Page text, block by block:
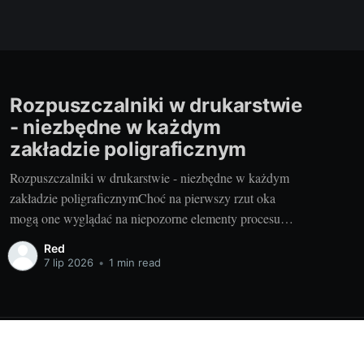
Rozpuszczalniki w drukarstwie
- niezbędne w każdym
zakładzie poligraficznym
Rozpuszczalniki w drukarstwie - niezbędne w każdym
zakładzie poligraficznymChoć na pierwszy rzut oka
mogą one wyglądać na niepozorne elementy procesu
drukowania, rzeczywistość jest zupełnie inna.
Rozpuszczalniki są fundamentem wyrafinowanego
zrozumieć, jak skomplikowany i wymagający jest świat
Red
7 lip 2026 • 1 min read